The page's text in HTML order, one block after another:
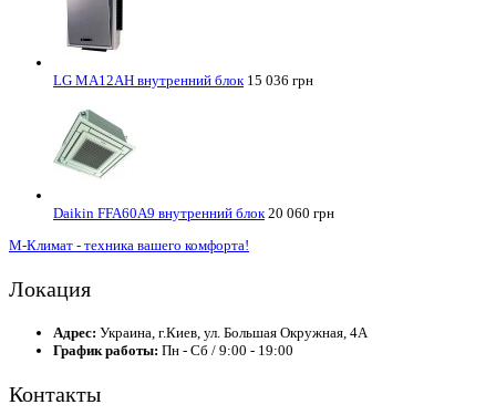
LG MA12AH внутренний блок 15 036 грн
Daikin FFA60A9 внутренний блок 20 060 грн
М-Климат - техника вашего комфорта!
Локация
Адрес: Украина, г.Киев, ул. Большая Окружная, 4А
График работы: Пн - Сб / 9:00 - 19:00
Контакты